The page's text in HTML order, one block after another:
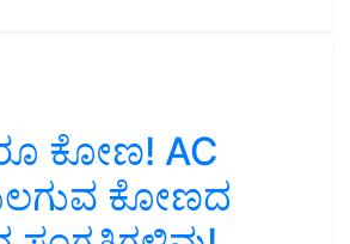
ಕೋಣ! AC
ಕೋಣದ